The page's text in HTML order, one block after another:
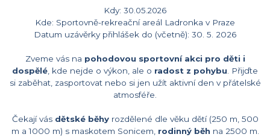
Kdy: 30.05.2026
Kde: Sportovně-rekreační areál Ladronka v Praze
Datum uzávěrky přihlášek do (včetně): 30. 5. 2026
Zveme vás na pohodovou sportovní akci pro děti i
dospělé , kde nejde o výkon, ale o radost z pohybu . Přijďte
si zaběhat, zasportovat nebo si jen užít aktivní den v přátelské
atmosféře.
Čekají vás dětské běhyrozdělené dle věku dětí (250 m, 500
m a 1000 m) s maskotem Sonicem, rodinný běhna 2500 m.